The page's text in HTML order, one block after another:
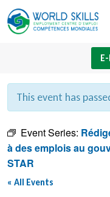
Skip
to
This event has
Event Series:
à des emplois au
STAR
« All Events